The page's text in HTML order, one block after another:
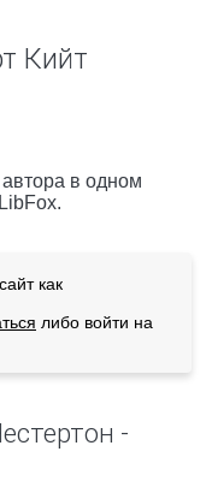
Кийт
автора в одном
как
либо войти на
-